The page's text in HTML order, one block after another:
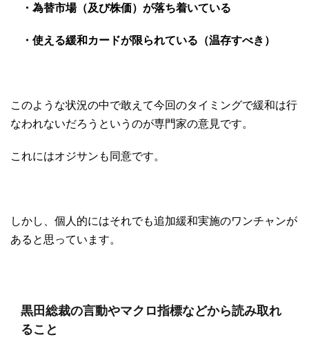
・為替市場（及び株価）が落ち着いている
・使える緩和カードが限られている（温存すべき）
このような状況の中で敢えて今回のタイミングで緩和は行
なわれないだろうというのが専門家の意見です。
これにはオジサンも同意です。
しかし、個人的にはそれでも追加緩和実施のワンチャンが
あると思っています。
黒田総裁の言動やマクロ指標などから読み取れ
ること